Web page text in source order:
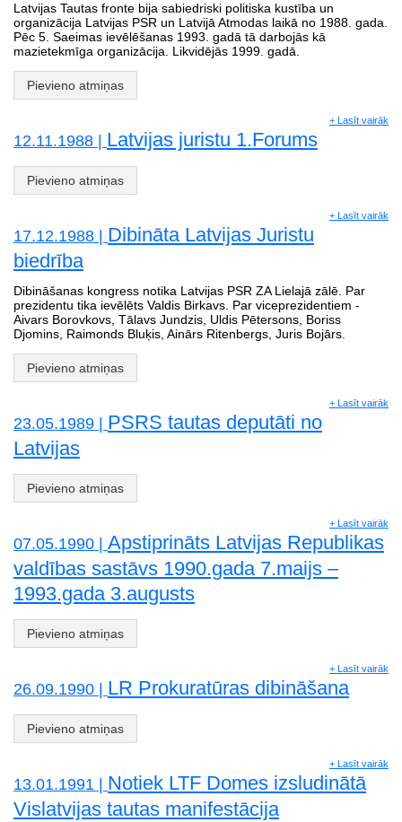
Latvijas Tautas fronte bija sabiedriski politiska kustība un
organizācija Latvijas PSR un Latvijā Atmodas laikā no 1988. gada.
Pēc 5. Saeimas ievēlēšanas 1993. gadā tā darbojās kā
mazietekmīga organizācija. Likvidējās 1999. gadā.
Pievieno atmiņas
+ Lasīt vairāk
12.11.1988 | Latvijas juristu 1.Forums
Pievieno atmiņas
+ Lasīt vairāk
17.12.1988 | Dibināta Latvijas Juristu
biedrība
Dibināšanas kongress notika Latvijas PSR ZA Lielajā zālē. Par
prezidentu tika ievēlēts Valdis Birkavs. Par viceprezidentiem -
Aivars Borovkovs, Tālavs Jundzis, Uldis Pētersons, Boriss
Djomins, Raimonds Bluķis, Ainārs Ritenbergs, Juris Bojārs.
Pievieno atmiņas
+ Lasīt vairāk
23.05.1989 | PSRS tautas deputāti no
Latvijas
Pievieno atmiņas
+ Lasīt vairāk
07.05.1990 | Apstiprināts Latvijas Republikas
valdības sastāvs 1990.gada 7.maijs –
1993.gada 3.augusts
Pievieno atmiņas
+ Lasīt vairāk
26.09.1990 | LR Prokuratūras dibināšana
Pievieno atmiņas
+ Lasīt vairāk
13.01.1991 | Notiek LTF Domes izsludinātā
Vislatvijas tautas manifestācija